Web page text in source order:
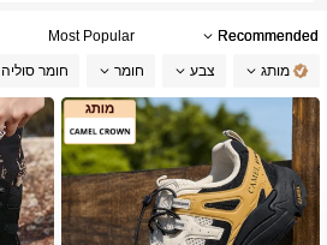
Recommended
Most Popular
מותג צבע חומר חומר סוליה